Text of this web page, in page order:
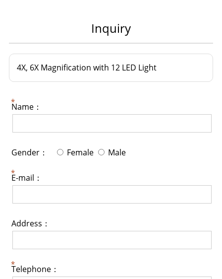
Inquiry
4X, 6X Magnification with 12 LED Light
Name：
Gender： Female Male
E-mail：
Address：
Telephone：